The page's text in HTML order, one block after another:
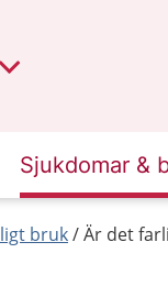
Sjukdomar &
bruk Är det